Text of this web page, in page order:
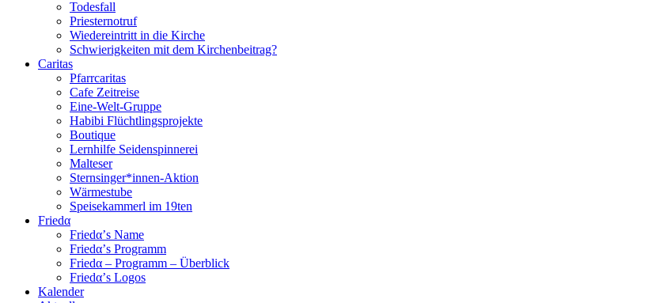
Todesfall
Priesternotruf
Wiedereintritt in die Kirche
Schwierigkeiten mit dem Kirchenbeitrag?
Caritas
Pfarrcaritas
Cafe Zeitreise
Eine-Welt-Gruppe
Habibi Flüchtlingsprojekte
Boutique
Lernhilfe Seidenspinnerei
Malteser
Sternsinger*innen-Aktion
Wärmestube
Speisekammerl im 19ten
Friedα
Friedα’s Name
Friedα’s Programm
Friedα – Programm – Überblick
Friedα’s Logos
Kalender